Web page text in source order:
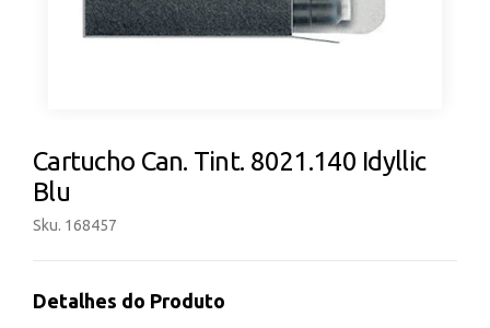
Cartucho Can. Tint. 8021.140 Idyllic
Blu
Sku. 168457
Detalhes do Produto